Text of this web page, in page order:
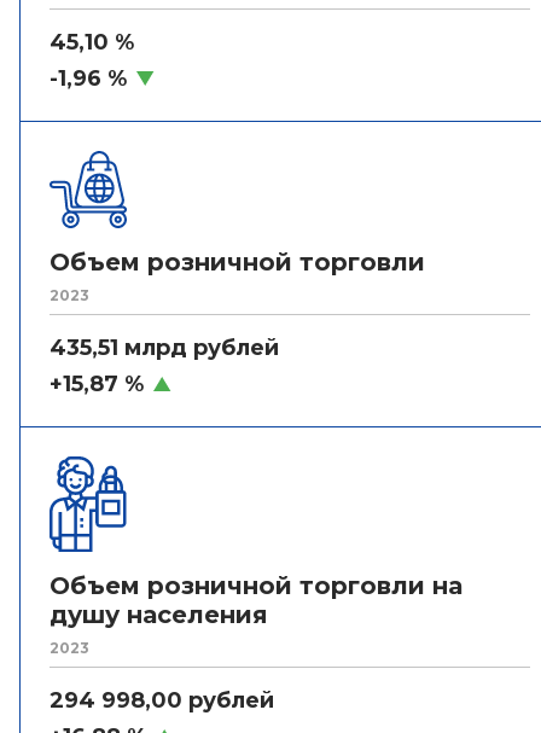
45,10 %
-1,96 %
Объем розничной торговли
2023
435,51 млрд рублей
+15,87 %
Объем розничной торговли на
душу населения
2023
294 998,00 рублей